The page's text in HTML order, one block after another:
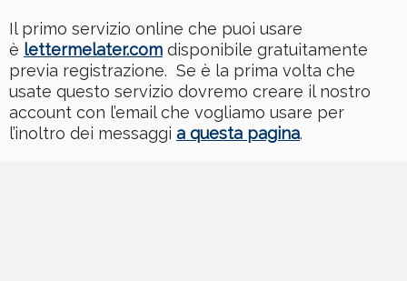
Il primo servizio online che puoi usare
è lettermelater.com disponibile gratuitamente
previa registrazione. Se è la prima volta che
usate questo servizio dovremo creare il nostro
account con l’email che vogliamo usare per
l’inoltro dei messaggi a questa pagina.